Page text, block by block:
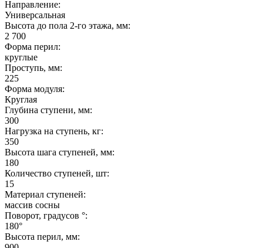
Направление:
Универсальная
Высота до пола 2-го этажа, мм:
2 700
Форма перил:
круглые
Проступь, мм:
225
Форма модуля:
Круглая
Глубина ступени, мм:
300
Нагрузка на ступень, кг:
350
Высота шага ступеней, мм:
180
Количество ступеней, шт:
15
Материал ступеней:
массив сосны
Поворот, градусов °:
180°
Высота перил, мм: